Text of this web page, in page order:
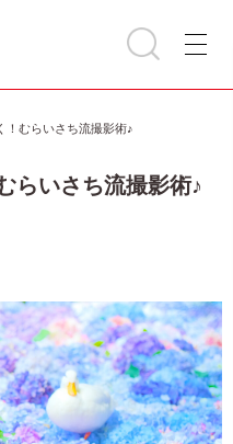
！むらいさち流撮影術♪
らいさち流撮影術♪